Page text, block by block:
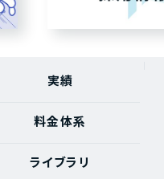
実績
料金体系
ライブラリ